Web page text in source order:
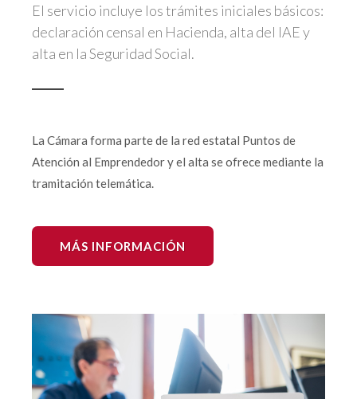
El servicio incluye los trámites iniciales básicos:
declaración censal en Hacienda, alta del IAE y
alta en la Seguridad Social.
La Cámara forma parte de la red estatal Puntos de
Atención al Emprendedor y el alta se ofrece mediante la
tramitación telemática.
MÁS INFORMACIÓN